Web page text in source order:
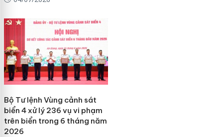
Bộ Tư lệnh Vùng cảnh sát
biển 4 xử lý 236 vụ vi phạm
trên biển trong 6 tháng năm
2026